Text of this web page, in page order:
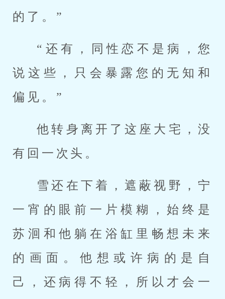
的了。”
“还有，同性恋不是病，您
说这些，只会暴露您的无知和
偏见。”
他转身离开了这座大宅，没
有回一次头。
雪还在下着，遮蔽视野，宁
一宵的眼前一片模糊，始终是
苏洄和他躺在浴缸里畅想未来
的画面。他想或许病的是自
己，还病得不轻，所以才会一